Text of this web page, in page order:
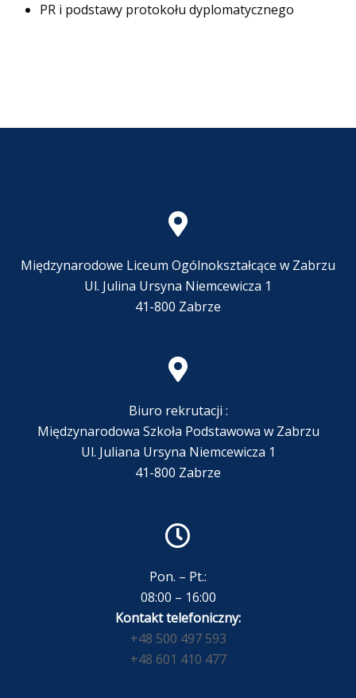
PR i podstawy protokołu dyplomatycznego
Międzynarodowe Liceum Ogólnokształcące w Zabrzu
Ul. Julina Ursyna Niemcewicza 1
41-800 Zabrze
Biuro rekrutacji :
Międzynarodowa Szkoła Podstawowa w Zabrzu
Ul. Juliana Ursyna Niemcewicza 1
41-800 Zabrze
Pon. – Pt.:
08:00 – 16:00
Kontakt telefoniczny:
+48 500 497 593
+48 601 410 477